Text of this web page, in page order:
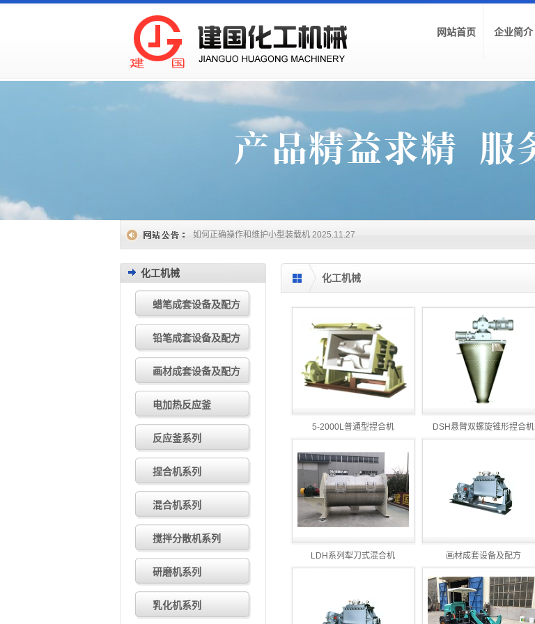
网站首页 企业简介
如何正确操作和维护小型装载机 2025.11.27
小型装载机的维护保养方法有哪些 2025.10.22
小型装载机常见类型有哪些 2025.07.23
小型装载机的特点和应用场景
2025.04.16
如何评估小型装载机的质量与性能？ 2025.03.18
如何挑选合适的小型装载机？
小型装载机的选型要点
2024.11.21
小型装载机有哪些优势
2024.10.16
小型装载机的使用技巧有哪些
2026.04.23
小型装载机的应用领域有哪些
2026.03.18
如何延长小型装载机的使用寿命 2026.01.27
小型装载机：多场景作业好帮手 2025.12.24
如何正确操作和维护小型装载机 2025.11.27
小型装载机的维护保养方法有哪些
小型装载机常见类型有哪些
小型装载机操作与维护注意事项
2025.06.20
小型装载机的特点和应用场景
如何评估小型装载机的质量与性能？
如何挑选合适的小型装载机？ 2024.12.18
小型装载机的选型要点
2024.11.21
小型装载机有哪些优势
2024.10.16
化工机械
蜡笔成套设备及配方
铅笔成套设备及配方
画材成套设备及配方
电加热反应釜
反应釜系列
捏合机系列
混合机系列
搅拌分散机系列
研磨机系列
乳化机系列
化工机械
5-2000L普通型捏合机 DSH悬臂双螺旋锥形捏合机
LDH系列犁刀式混合机 画材成套设备及配方